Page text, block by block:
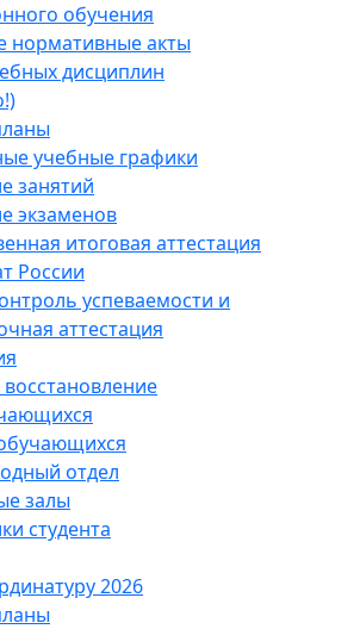
обучения
нормативные акты
дисциплин
учебные графики
занятий
экзаменов
итоговая аттестация
России
успеваемости и
аттестация
отдел
залы
студента
2026